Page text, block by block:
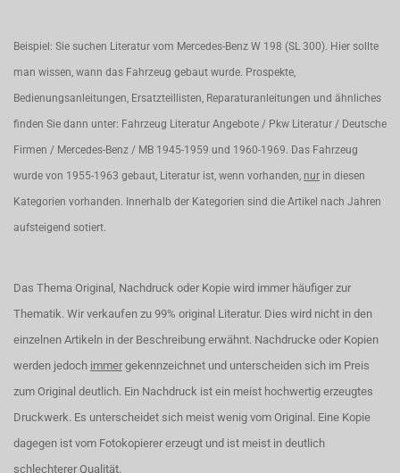
Beispiel: Sie suchen Literatur vom Mercedes-Benz W 198 (SL 300). Hier sollte
man wissen, wann das Fahrzeug gebaut wurde. Prospekte,
Bedienungsanleitungen, Ersatzteillisten, Reparaturanleitungen und ähnliches
finden Sie dann unter: Fahrzeug Literatur Angebote / Pkw Literatur / Deutsche
Firmen / Mercedes-Benz / MB 1945-1959 und 1960-1969. Das Fahrzeug
wurde von 1955-1963 gebaut, Literatur ist, wenn vorhanden, nur in diesen
Kategorien vorhanden. Innerhalb der Kategorien sind die Artikel nach Jahren
aufsteigend sotiert.
Das Thema Original, Nachdruck oder Kopie wird immer häufiger zur
Thematik. Wir verkaufen zu 99% original Literatur. Dies wird nicht in den
einzelnen Artikeln in der Beschreibung erwähnt. Nachdrucke oder Kopien
werden jedoch immer gekennzeichnet und unterscheiden sich im Preis
zum Original deutlich. Ein Nachdruck ist ein meist hochwertig erzeugtes
Druckwerk. Es unterscheidet sich meist wenig vom Original. Eine Kopie
dagegen ist vom Fotokopierer erzeugt und ist meist in deutlich
schlechterer Qualität.